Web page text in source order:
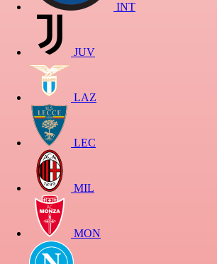
INT
JUV
LAZ
LEC
MIL
MON